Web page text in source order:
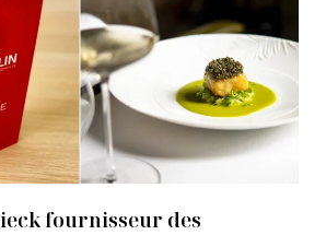
fournisseur des